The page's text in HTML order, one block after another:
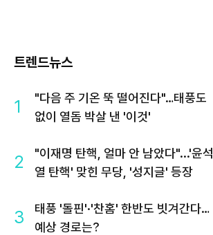
트렌드뉴스
1
"다음 주 기온 뚝 떨어진다"…태풍도
없이 열돔 박살 낸 '이것'
2
"이재명 탄핵, 얼마 안 남았다"...'윤석
열 탄핵' 맞힌 무당, '성지글' 등장
3
태풍 '돌핀'·'찬홈' 한반도 빗겨간다…
예상 경로는?